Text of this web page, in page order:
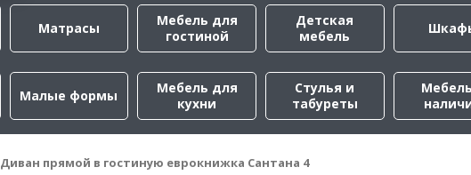
Матрасы
Мебель для
гостиной
Детская
мебель
Малые формы
Мебель для
кухни
Стулья и
табуреты
Диван прямой в гостиную еврокнижка Сантана 4